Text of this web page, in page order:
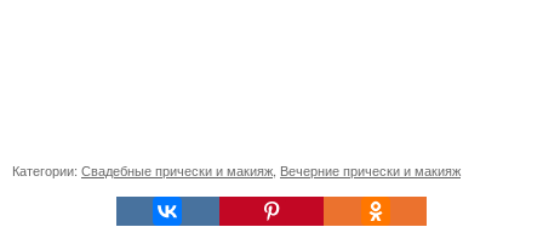
Категории: Свадебные прически и макияж Вечерние прически и макияж